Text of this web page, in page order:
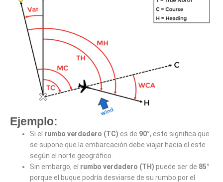
Ejemplo:
Si el rumbo verdadero (TC) es de 90°, esto significa que
se supone que la embarcación debe viajar hacia el este
según el norte geográfico.
Sin embargo, el rumbo verdadero (TH) puede ser de 85°
porque el buque podría desviarse de su rumbo por el